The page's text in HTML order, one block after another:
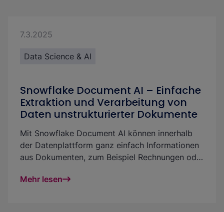
7.3.2025
Data Science & AI
Snowflake Document AI – Einfache
Extraktion und Verarbeitung von
Daten unstrukturierter Dokumente
Mit Snowflake Document AI können innerhalb
der Datenplattform ganz einfach Informationen
aus Dokumenten, zum Beispiel Rechnungen oder
werden. Document AI ist unkompliziert und
Mehr lesen